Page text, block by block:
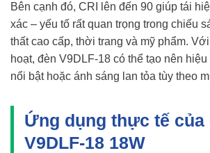
Bên cạnh đó, CRI lên đến 90 giúp tái
xác – yếu tố rất quan trọng trong chiếu
thất cao cấp, thời trang và mỹ phẩm.
hoạt, đèn V9DLF-18 có thể tạo nên
nổi bật hoặc ánh sáng lan tỏa tùy theo
Ứng dụng thực tế của
V9DLF-18 18W